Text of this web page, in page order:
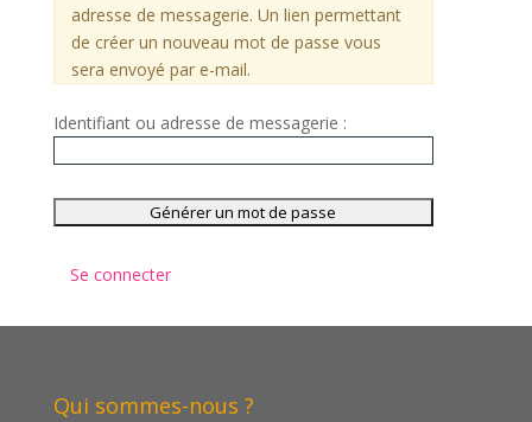
adresse de messagerie. Un lien permettant
de créer un nouveau mot de passe vous
sera envoyé par e-mail.
Identifiant ou adresse de messagerie :
Se connecter
Qui sommes-nous ?